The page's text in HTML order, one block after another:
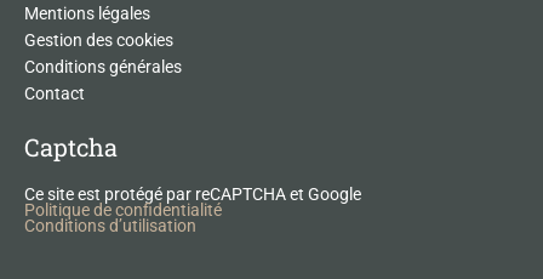
Mentions légales
Gestion des cookies
Conditions générales
Contact
Captcha
Ce site est protégé par reCAPTCHA et Google
Politique de confidentialité
Conditions d’utilisation